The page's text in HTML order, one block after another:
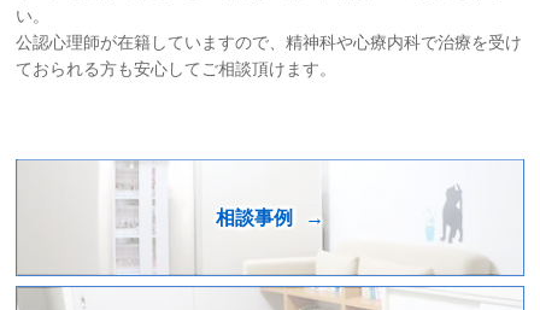
い。
公認心理師が在籍していますので、精神科や心療内科で治療を受け
ておられる方も安心してご相談頂けます。
相談事例